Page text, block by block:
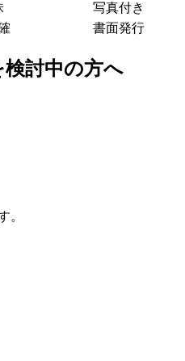
写真付き
書面発行
討中の方へ
。